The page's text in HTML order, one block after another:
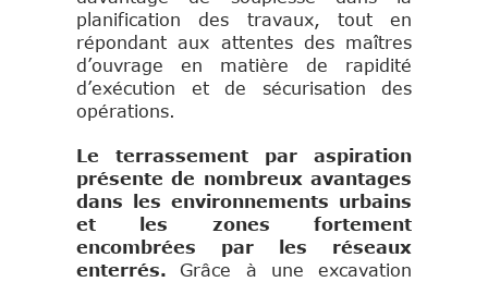
planification des travaux, tout en
répondant aux attentes des maîtres
d’ouvrage en matière de rapidité
d’exécution et de sécurisation des
opérations.
Le terrassement par aspiration
présente de nombreux avantages
dans les environnements urbains
et les zones fortement
encombrées par les réseaux
enterrés. Grâce à une excavation